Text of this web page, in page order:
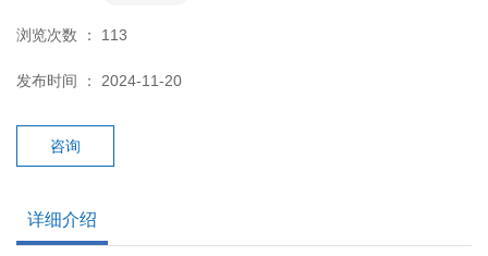
浏览次数 ： 113
发布时间 ： 2024-11-20
咨询
详细介绍